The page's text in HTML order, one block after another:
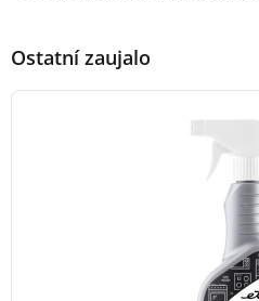
Ostatní zaujalo